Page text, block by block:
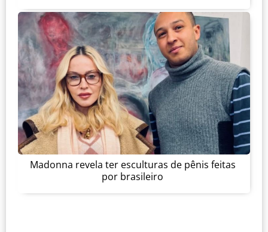
Madonna revela ter esculturas de pênis feitas
por brasileiro